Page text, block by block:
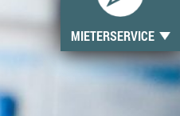
MIETERSERVICE